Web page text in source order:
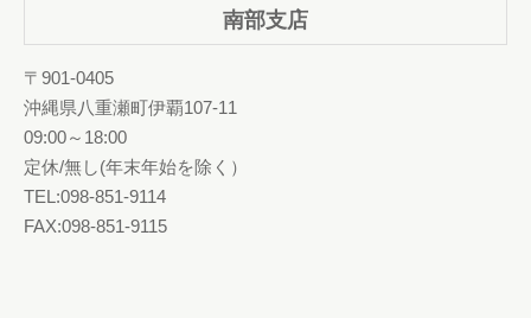
南部支店
〒901-0405
沖縄県八重瀬町伊覇107-11
09:00～18:00
定休/無し(年末年始を除く）
TEL:098-851-9114
FAX:098-851-9115